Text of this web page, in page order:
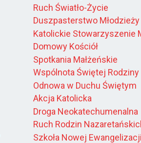
Ruch Światło-Życie
Duszpasterstwo Młodzieży
Katolickie Stowarzyszenie
Domowy Kościół
Spotkania Małżeńskie
Wspólnota Świętej Rodziny
Odnowa w Duchu Świętym
Akcja Katolicka
Droga Neokatechumenalna
Ruch Rodzin
Szkoła Nowej Ewangelizacji